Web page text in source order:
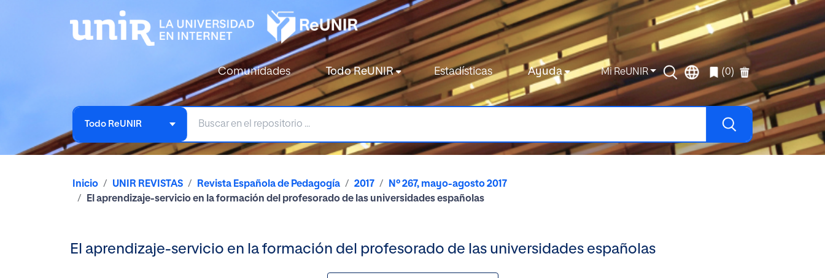
Comunidades Todo ReUNIR Estadísticas Ayuda Mi ReUNIR (0)
Todo ReUNIR
Inicio UNIR REVISTAS Revista Española de Pedagogía 2017
Nº 267, mayo-agosto 2017
El aprendizaje-servicio en la formación del profesorado de las universidades españolas
El aprendizaje-servicio en la formación del profesorado de las universidades españolas